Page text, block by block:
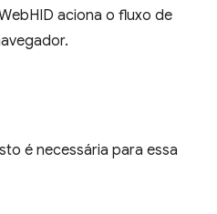
aciona o fluxo de
é necessária para essa